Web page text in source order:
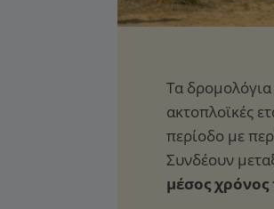
μέσος χρόνος